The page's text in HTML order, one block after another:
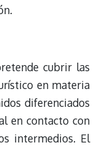
cubrir las
en materia
diferenciados
en contacto con
intermedios. El